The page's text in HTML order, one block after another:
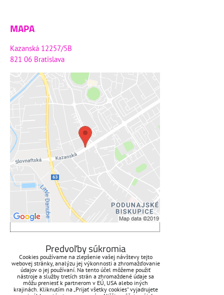
MAPA
Kazanská 12257/5B
821 06 Bratislava
Externý obsah je blokovaný
Prajete si načítať externý obsah?
Povoliť tentokrát
Povoliť a zapamätať - súhlas s
druhom cookie: Funkčné
Otvoriť obsah v novom okne
ZAVOLÁME VÁM SPÄŤ
Váš telefón:*
Predvoľby súkromia
Cookies používame na zlepšenie vašej návštevy tejto
webovej stránky, analýzu jej výkonnosti a zhromažďovanie
údajov o jej používaní. Na tento účel môžeme použiť
nástroje a služby tretích strán a zhromaždené údaje sa
môžu preniesť k partnerom v EÚ, USA alebo iných
krajinách. Kliknutím na „Prijať všetky cookies“ vyjadrujete